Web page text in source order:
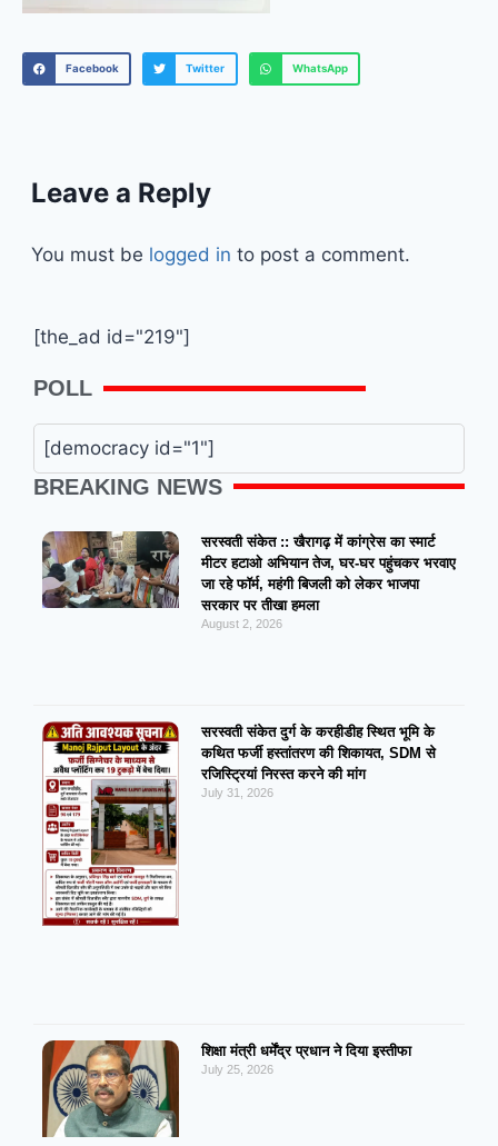
Facebook Twitter WhatsApp
Leave a Reply
You must be logged in to post a comment.
[the_ad id="219"]
POLL
[democracy id="1"]
BREAKING NEWS
सरस्वती संकेत :: खैरागढ़ में कांग्रेस का स्मार्ट
मीटर हटाओ अभियान तेज, घर-घर पहुंचकर भरवाए
जा रहे फॉर्म, महंगी बिजली को लेकर भाजपा
सरकार पर तीखा हमला
August 2, 2026
सरस्वती संकेत दुर्ग के करहीडीह स्थित भूमि के
कथित फर्जी हस्तांतरण की शिकायत, SDM से
रजिस्ट्रियां निरस्त करने की मांग
July 31, 2026
शिक्षा मंत्री धर्मेंद्र प्रधान ने दिया इस्तीफा
July 25, 2026